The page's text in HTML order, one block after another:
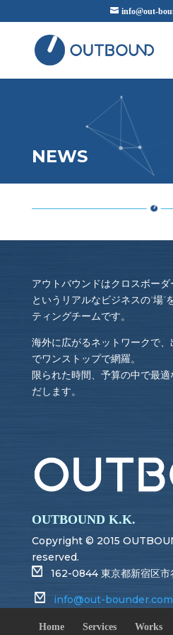
info@out-
NEWS
アウトバウンドはクロスボー
というリアルなビジネスの“場
ティングチームです。
海外に広がるネットワークで、
でワンストップで網羅。
限られた時間、予算の中で最
だします。
OUTBOUND K.K.
Copyright © 2015
reserved.
162-0844 東京都新宿区市
info@out-bounder.com
Home Services Works